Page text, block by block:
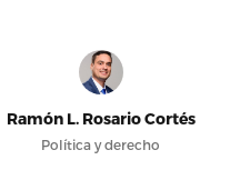
Ramón L. Rosario Cortés
Política y derecho